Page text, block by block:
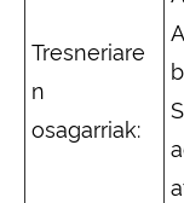
Tresneriare
n
osagarriak: